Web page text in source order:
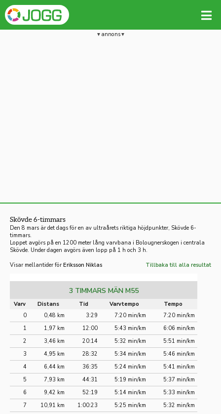
annons
Skövde 6-timmars
Den 8 mars är det dags för en av ultraårets riktiga höjdpunkter, Skövde 6-
timmars.
Loppet avgörs på en 1200 meter lång varvbana i Bolougnerskogen i centrala
Skövde. Under dagen avgörs även lopp på 1 h och 3 h.
Visar mellantider för Eriksson Niklas Tillbaka till alla resultat
3 TIMMARS MÄN M55
Varv Distans Tid Varvtempo
Tempo
0
0,48 km 3:29 7:20 min/km
7:20 min/km
1
1,97 km 12:00 5:43 min/km
6:06 min/km
2
3,46 km 20:14 5:32 min/km
5:51 min/km
3
4,95 km 28:32 5:34 min/km
5:46 min/km
4
6,44 km 36:35 5:24 min/km
5:41 min/km
5
7,93 km 44:31 5:19 min/km
5:37 min/km
6
9,42 km 52:19 5:14 min/km
5:33 min/km
7
10,91 km 1:00:23 5:25 min/km
5:32 min/km